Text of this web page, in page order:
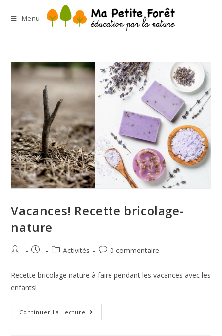
Menu
Vacances! Recette bricolage-
nature
Activités 0 commentaire
Recette bricolage nature à faire pendant les vacances avec les
enfants!
Continuer La Lecture